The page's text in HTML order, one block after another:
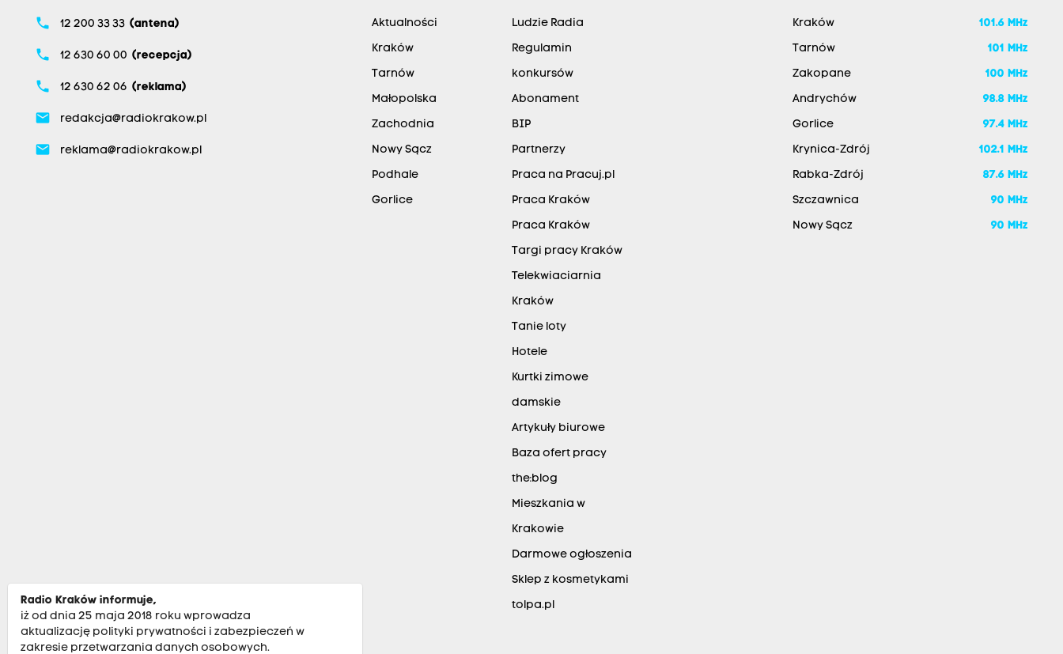
phone 12 200 33 33 (antena)
phone 12 630 60 00 (recepcja)
phone 12 630 62 06 (reklama)
email redakcja@radiokrakow.pl
email reklama@radiokrakow.pl
Aktualności
Kraków
Tarnów
Małopolska
Zachodnia
Nowy Sącz
Podhale
Gorlice
Ludzie Radia
Regulamin
konkursów
Abonament
BIP
Partnerzy
Praca na Pracuj.pl
Praca Kraków
Praca Kraków
Targi pracy Kraków
Telekwiaciarnia
Kraków
Tanie loty
Hotele
Kurtki zimowe
damskie
Artykuły biurowe
Baza ofert pracy
the:blog
Mieszkania w
Krakowie
Darmowe ogłoszenia
Sklep z kosmetykami
tolpa.pl
Kraków 101.6 MHz
Tarnów 101 MHz
Zakopane 100 MHz
Andrychów 98.8 MHz
Gorlice 97.4 MHz
Krynica-Zdrój 102.1 MHz
Rabka-Zdrój 87.6 MHz
Szczawnica 90 MHz
Nowy Sącz 90 MHz
Radio Kraków informuje,
iż od dnia 25 maja 2018 roku wprowadza
aktualizację polityki prywatności i zabezpieczeń w
zakresie przetwarzania danych osobowych.